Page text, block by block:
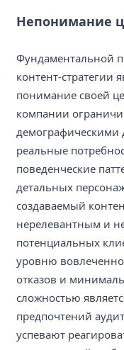
Непонимание
Фундаментальной
контент-стратегии
понимание своей
компании
демографическими
реальные
поведенческие
детальных
создаваемый
нерелевантным и
потенциальных
уровню
отказов и
сложностью
предпочтений
успевают